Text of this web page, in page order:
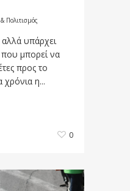
Πολιτισμός
υπάρχει
μπορεί να
προς το
χρόνια η...
0